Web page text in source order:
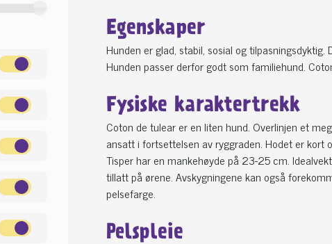
Egenskaper
Hunden er glad, stabil, sosial og
Hunden passer derfor godt som familiehund.
Fysiske karaktertrekk
Coton de tulear er en liten hund. Overlinjen et
ansatt i fortsettelsen av ryggraden. Hodet er
Tisper har en mankehøyde på 23-25 cm.
tillatt på ørene. Avskygningene kan også
pelsefarge.
Pelspleie